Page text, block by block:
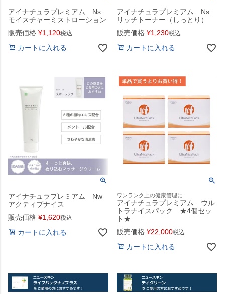
アイナチュラプレミアム Ns
モイスチャーミストローション
販売価格 ¥1,120税込
カートに入れる
アイナチュラプレミアム Ns
リッチトーナー（しっとり）
販売価格 ¥1,230税込
カートに入れる
アイナチュラプレミアム Nw
アクティブナイス
販売価格 ¥1,620税込
カートに入れる
ワンランク上の健康管理に
アイナチュラプレミアム ウル
トラナイスパック ★4個セッ
ト★
販売価格 ¥22,000税込
カートに入れる